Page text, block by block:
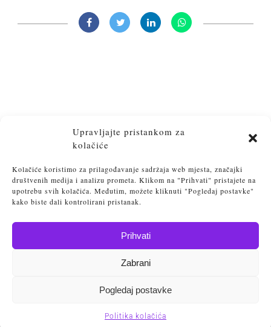
Upravljajte pristankom za
kolačiće
Kolačiće koristimo za prilagođavanje sadržaja web mjesta, značajki
društvenih medija i analizu prometa. Klikom na "Prihvati" pristajete na
upotrebu svih kolačića. Međutim, možete kliknuti "Pogledaj postavke"
kako biste dali kontrolirani pristanak.
Prihvati
Zabrani
Pogledaj postavke
Politika kolačića
Vlatka Srebačić 2025